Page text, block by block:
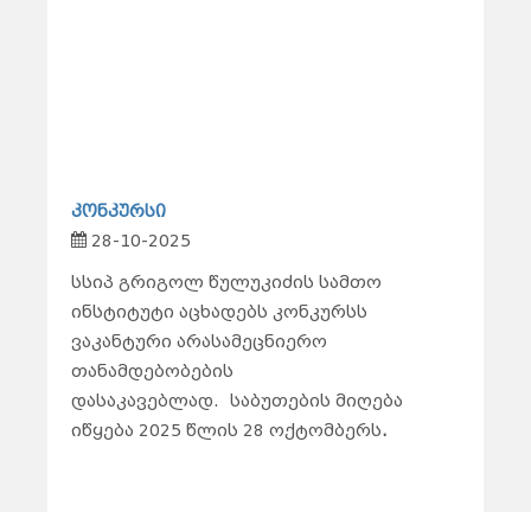
კონკურსი
28-10-2025
სსიპ გრიგოლ წულუკიძის სამთო
ინსტიტუტი აცხადებს კონკურსს
ვაკანტური არასამეცნიერო
თანამდებობების
დასაკავებლად.
საბუთების მიღება
იწყება 2025 წლის 28 ოქტომბერს.